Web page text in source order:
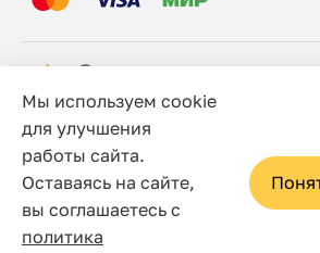
© 2006 - 2026 Этно-шоп, Интернет-
Политика конфиденциальности
Сайт носит исключительно
ни при каких условиях не является
определяемой положениями статьи
Мы используем cookie
для улучшения
работы сайта.
Оставаясь на сайте,
вы соглашаетесь с
политика